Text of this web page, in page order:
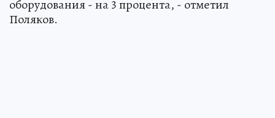
оборудования - на 3 процента, - отметил
Поляков.